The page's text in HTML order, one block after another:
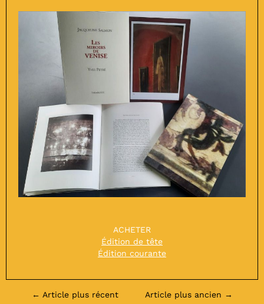
ACHETER
Édition de tête
Édition courante
← Article plus récent Article plus ancien →